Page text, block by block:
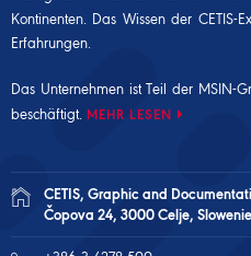
Kontinenten. Das Wissen der
Erfahrungen.
Das Unternehmen ist Teil der MSIN-
beschäftigt. MEHR LESEN
CETIS, Graphic and
Čopova 24, 3000 Celje,